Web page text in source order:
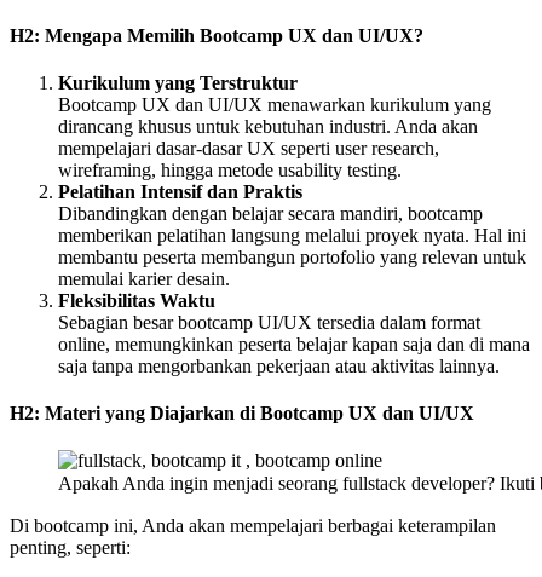
H2: Mengapa Memilih Bootcamp UX dan UI/UX?
Kurikulum yang Terstruktur
Bootcamp UX dan UI/UX menawarkan kurikulum yang
dirancang khusus untuk kebutuhan industri. Anda akan
mempelajari dasar-dasar UX seperti user research,
wireframing, hingga metode usability testing.
Pelatihan Intensif dan Praktis
Dibandingkan dengan belajar secara mandiri, bootcamp
memberikan pelatihan langsung melalui proyek nyata. Hal ini
membantu peserta membangun portofolio yang relevan untuk
memulai karier desain.
Fleksibilitas Waktu
Sebagian besar bootcamp UI/UX tersedia dalam format
online, memungkinkan peserta belajar kapan saja dan di mana
saja tanpa mengorbankan pekerjaan atau aktivitas lainnya.
H2: Materi yang Diajarkan di Bootcamp UX dan UI/UX
Apakah Anda ingin menjadi seorang fullstack developer?
Di bootcamp ini, Anda akan mempelajari berbagai keterampilan
penting, seperti: